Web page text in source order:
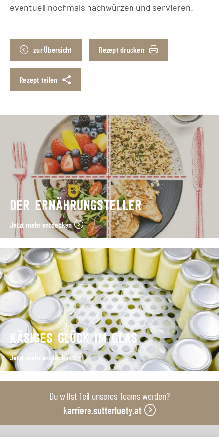
eventuell nochmals nachwürzen und servieren.
zur Übersicht Rezept drucken
Rezept teilen
DER ERNÄHRUNGSTELLER
Jetzt mehr entdecken
KÄSIGES GLÜCK IM GLAS
Jetzt mehr entdecken
Du willst Teil unseres Teams werden?
karriere.sutterluety.at
Unsere Produktionsbetriebe